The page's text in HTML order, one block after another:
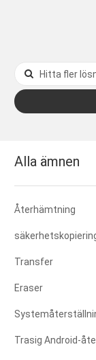
Alla ämnen
Återhämtning
Transfer
Eraser
Trasig Android-